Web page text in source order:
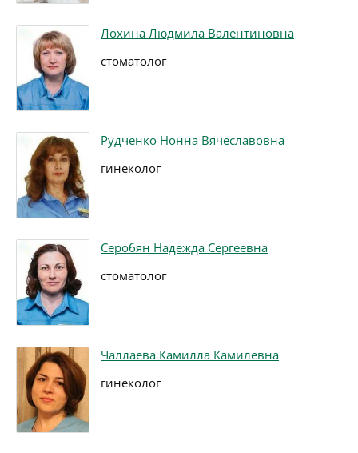
Лохина Людмила Валентиновна
стоматолог
Рудченко Нонна Вячеславовна
гинеколог
Серобян Надежда Сергеевна
стоматолог
Чаллаева Камилла Камилевна
гинеколог